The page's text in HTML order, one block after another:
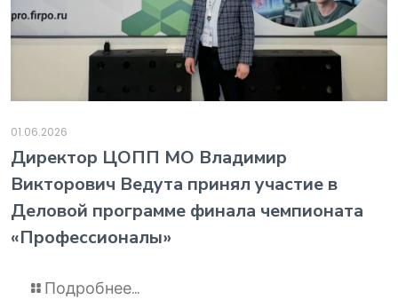
01.06.2026
️Директор ЦОПП МО Владимир
Викторович Ведута принял участие в
Деловой программе финала чемпионата
«Профессионалы»
Подробнее...